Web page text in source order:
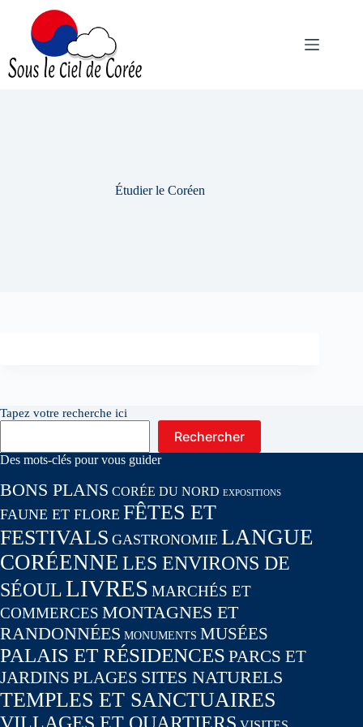
contenu
Étudier le Coréen
Tapez votre recherche ici
Rechercher
Des mots-clés pour vous guider
BONS PLANS CORÉE DU NORD EXPOSITIONS
FAUNE ET FLORE FÊTES ET
FESTIVALS GASTRONOMIE LANGUE
CORÉENNE LES ENVIRONS DE
SÉOULLIVRES MARCHÉS ET
COMMERCES MONTAGNES ET
RANDONNÉES MONUMENTS MUSÉES
PALAIS ET RÉSIDENCES PARCS ET
JARDINS PLAGES SITES NATURELS
TEMPLES ET SANCTUAIRES